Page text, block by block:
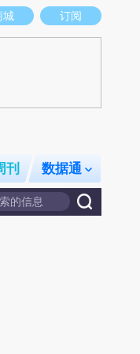
点和立场。推荐点击链接阅
城 订阅
刊 数据通